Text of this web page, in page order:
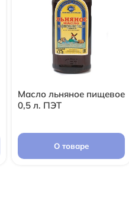
Масло льняное пищевое
0,5 л. ПЭТ
О товаре